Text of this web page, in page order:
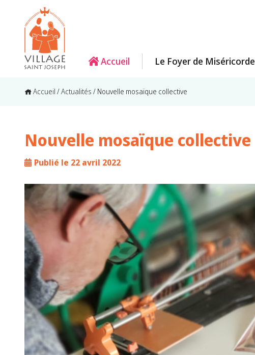
Accueil Le Foyer de Miséricorde
Accueil /Actualités / Nouvelle mosaïque collective
Nouvelle mosaïque collective
Publié le 22 avril 2022